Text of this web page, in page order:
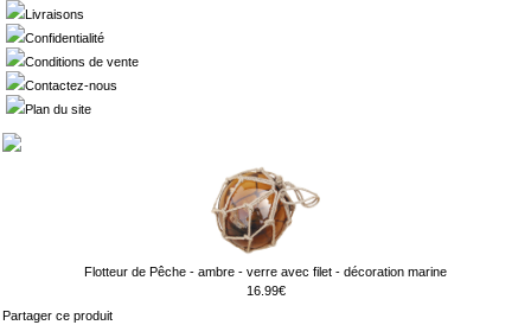
Livraisons
Confidentialité
Conditions de vente
Contactez-nous
Plan du site
Flotteur de Pêche - ambre - verre avec filet - décoration marine
16.99€
Partager ce produit